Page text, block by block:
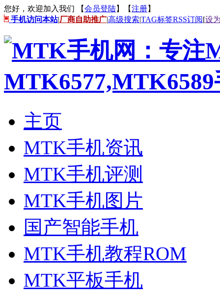
您好，欢迎加入我们 【会员登陆】【注册】
手机访问本站|厂商自助推广|高级搜索|TAG标签RSS订阅[设
主页
MTK手机资讯
MTK手机评测
MTK手机图片
国产智能手机
MTK手机教程ROM
MTK平板手机